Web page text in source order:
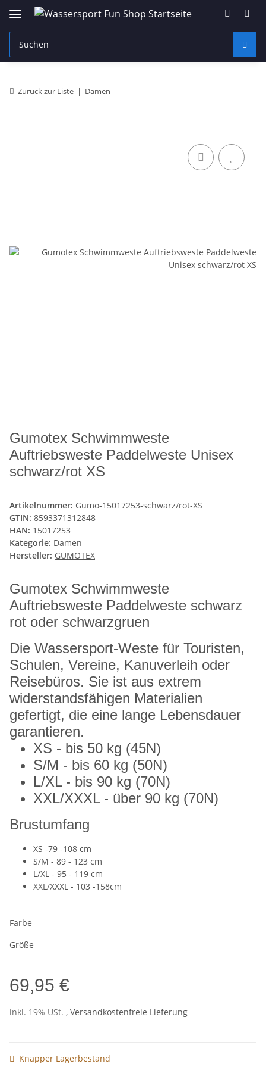
Zurück zur Liste Damen
Gumotex Schwimmweste
Auftriebsweste Paddelweste Unisex
schwarz/rot XS
Artikelnummer: Gumo-15017253-schwarz/rot-XS
GTIN: 8593371312848
HAN: 15017253
Kategorie: Damen
Hersteller: GUMOTEX
Gumotex Schwimmweste
Auftriebsweste Paddelweste schwarz
rot oder schwarzgruen
Die Wassersport-Weste für Touristen,
Schulen, Vereine, Kanuverleih oder
Reisebüros. Sie ist aus extrem
widerstandsfähigen Materialien
gefertigt, die eine lange Lebensdauer
garantieren.
XS - bis 50 kg (45N)
S/M - bis 60 kg (50N)
L/XL - bis 90 kg (70N)
XXL/XXXL - über 90 kg (70N)
Brustumfang
XS -79 -108 cm
S/M - 89 - 123 cm
L/XL - 95 - 119 cm
XXL/XXXL - 103 -158cm
Farbe
Größe
69,95 €
inkl. 19% USt. , Versandkostenfreie Lieferung
Knapper Lagerbestand